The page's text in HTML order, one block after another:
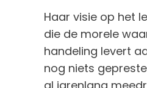
Haar visie op het
die de morele
handeling levert
nog niets